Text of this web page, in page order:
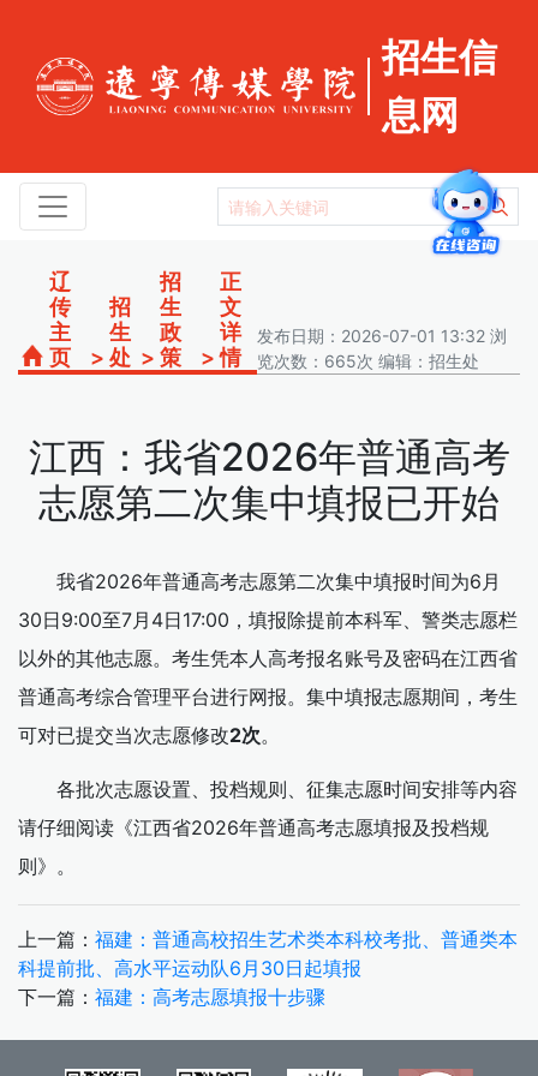
招生信
息网
辽
传
主
页
>
招
生
处 >
招
生
政
策
>
正
文
详
情
发布日期：2026-07-01 13:32 浏
览次数：665次 编辑：招生处
江西：我省2026年普通高考
志愿第二次集中填报已开始
我省2026年普通高考志愿第二次集中填报时间为6月
30日9:00至7月4日17:00，填报除提前本科军、警类志愿栏
以外的其他志愿。考生凭本人高考报名账号及密码在江西省
普通高考综合管理平台进行网报。集中填报志愿期间，考生
可对已提交当次志愿修改2次。
各批次志愿设置、投档规则、征集志愿时间安排等内容
请仔细阅读《江西省2026年普通高考志愿填报及投档规
则》。
上一篇： 福建：普通高校招生艺术类本科校考批、普通类本
科提前批、高水平运动队6月30日起填报
下一篇： 福建：高考志愿填报十步骤